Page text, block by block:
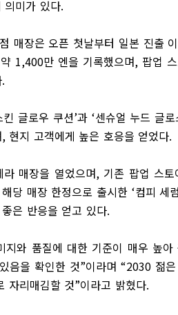
의미가 있다.
매장은 오픈 첫날부터 일본 진출
1,400만 엔을 기록했으며, 팝업
.
글로우 쿠션’과 ‘센슈얼 누드 글로
, 현지 고객에게 높은 호응을 얻었다.
매장을 열었으며, 기존 팝업 스
해당 매장 한정으로 출시한 ‘컴피 세
은 반응을 얻고 있다.
지와 품질에 대한 기준이 매우 높
음을 확인한 것”이라며 “2030 젊
자리매김할 것”이라고 밝혔다.